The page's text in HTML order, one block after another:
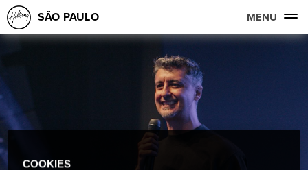
SÃO PAULO MENU
COOKIES